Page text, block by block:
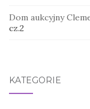
Dom aukcyjny
cz.2
KATEGORIE